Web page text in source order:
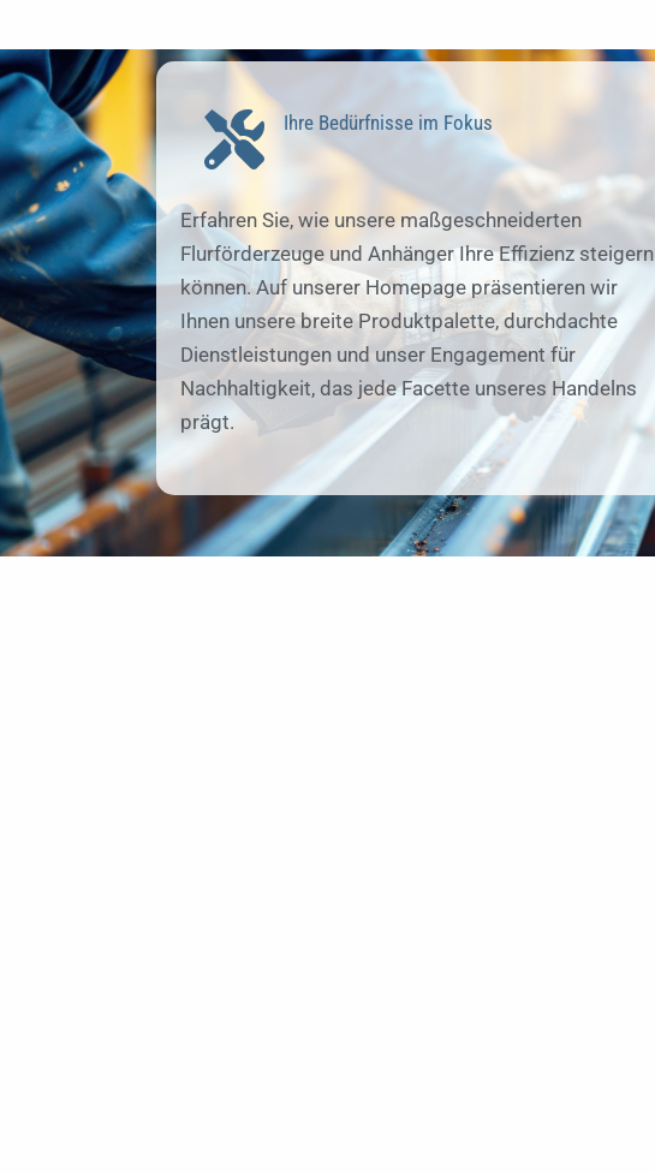
Ihre Bedürfnisse im Fokus
Erfahren Sie, wie unsere maßgeschneiderten
Flurförderzeuge und Anhänger Ihre Effizienz steigern
können. Auf unserer Homepage präsentieren wir
Ihnen unsere breite Produktpalette, durchdachte
Dienstleistungen und unser Engagement für
Nachhaltigkeit, das jede Facette unseres Handelns
prägt.